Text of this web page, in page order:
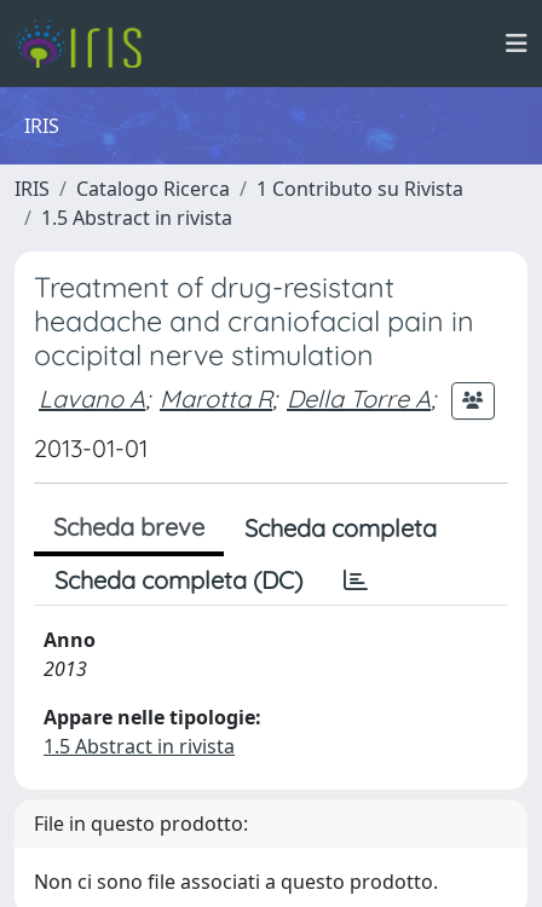
IRIS
IRIS Catalogo Ricerca
1 Contributo su Rivista
1.5 Abstract in rivista
Treatment of drug-resistant
headache and craniofacial pain in
occipital nerve stimulation
Lavano A; Marotta R; Della Torre A;
2013-01-01
Scheda breve
Scheda completa
Scheda completa (DC)
Anno
2013
Appare nelle tipologie:
1.5 Abstract in rivista
File in questo prodotto:
Non ci sono file associati a questo prodotto.